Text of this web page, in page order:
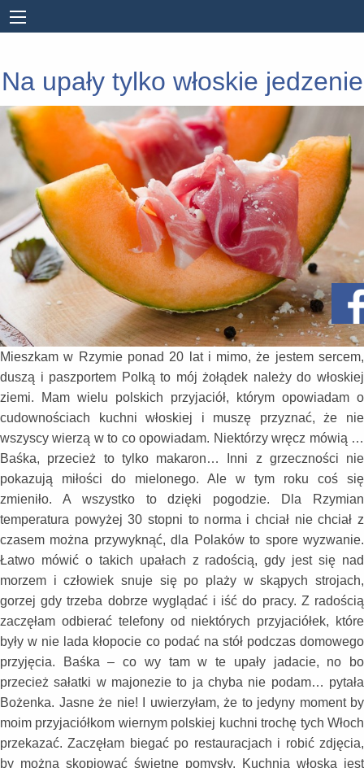
Na upały tylko włoskie jedzenie
Mieszkam w Rzymie ponad 20 lat i mimo, że jestem sercem,
duszą i paszportem Polką to mój żołądek należy do włoskiej
ziemi. Mam wielu polskich przyjaciół, którym opowiadam o
cudownościach kuchni włoskiej i muszę przyznać, że nie
wszyscy wierzą w to co opowiadam. Niektórzy wręcz mówią …
Baśka, przecież to tylko makaron… Inni z grzeczności nie
pokazują miłości do mielonego. Ale w tym roku coś się
zmieniło. A wszystko to dzięki pogodzie. Dla Rzymian
temperatura powyżej 30 stopni to norma i chciał nie chciał z
czasem można przywyknąć, dla Polaków to spore wyzwanie.
Łatwo mówić o takich upałach z radością, gdy jest się nad
morzem i człowiek snuje się po plaży w skąpych strojach,
gorzej gdy trzeba dobrze wyglądać i iść do pracy. Z radością
zaczęłam odbierać telefony od niektórych przyjaciółek, które
były w nie lada kłopocie co podać na stół podczas domowego
przyjęcia. Baśka – co wy tam w te upały jadacie, no bo
przecież sałatki w majonezie to ja chyba nie podam… pytała
Bożenka. Jasne że nie! I uwierzyłam, że to jedyny moment by
moim przyjaciółkom wiernym polskiej kuchni trochę tych Włoch
przekazać. Zaczęłam biegać po restauracjach i robić zdjęcia,
by można skopiować świetne pomysły. Kuchnia włoska jest